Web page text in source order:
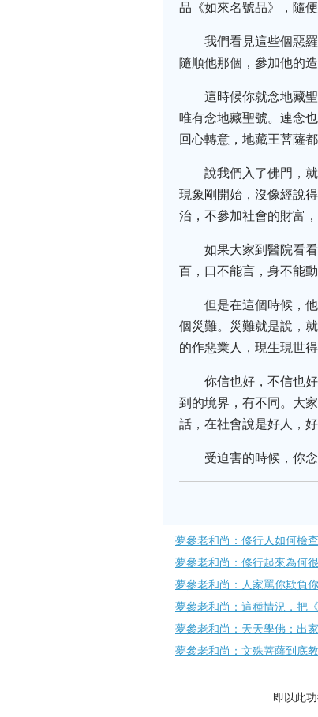
品《如來名號品》，隨
我們看見這些個惡
隨順他那個，參加他的
這時候你就念地藏
唯有念地藏聖號。連念
回心轉意，地藏王菩薩都
說我們入了佛門，
現象剛開始，沒像經說
治，不參加社會的財富
如果大家到醫院看
百，口不能言，身不能動
但是在這個時候，
個災難。災難就是說，
的作惡業人，現生現世得
你信也好，不信也
到的境界，有不同。大
話，在社會說是好人，
受迫害的時候，你
夢參老和尚：修行人如何檢​
夢參老和尚：修行起來為何
夢參老和尚：人家罵你欺負
夢參老和尚：這種情況，把
夢參老和尚：天天學佛：出
夢參老和尚：文殊菩薩到底
即以此